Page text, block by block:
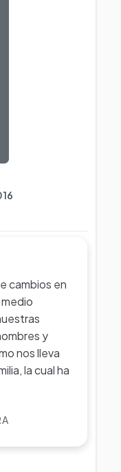
cambios en
y
nos lleva
la cual ha